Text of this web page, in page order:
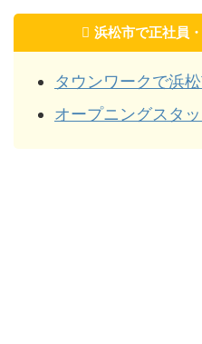
浜松市で正社員
タウンワークで浜
オープニングスタ